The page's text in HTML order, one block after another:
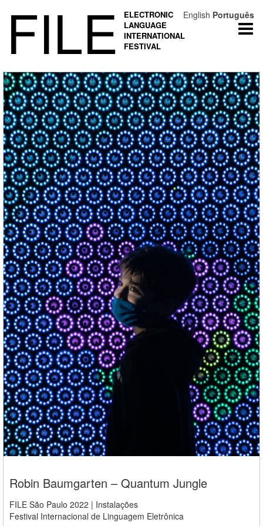
FILE
ELECTRONIC
LANGUAGE
INTERNATIONAL
FESTIVAL
Robin Baumgarten – Quantum Jungle
FILE São Paulo 2022 | Instalações
Festival Internacional de Linguagem Eletrônica
English Português